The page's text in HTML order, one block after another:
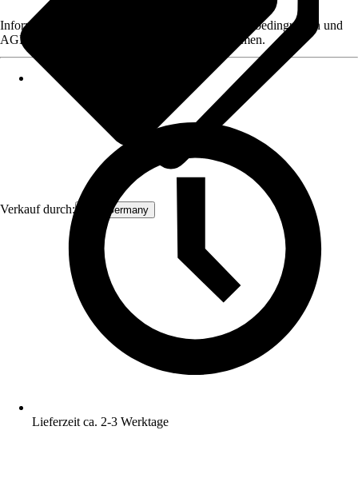
Verkauf durch: ECD Germany
Informationen des Verkäufers, wie z. B. Rückgabebedingungen und
AGB, finden Sie bei Klick auf den Verkäufernamen.
Lieferzeit ca. 2-3 Werktage